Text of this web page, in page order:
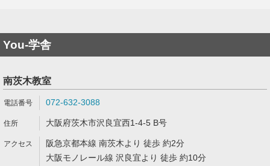
You-学舎
南茨木教室
072-632-3088
大阪府茨木市沢良宜西1-4-5 B号
阪急京都本線 南茨木より 徒歩 約2分
大阪モノレール線 沢良宜より 徒歩 約10分